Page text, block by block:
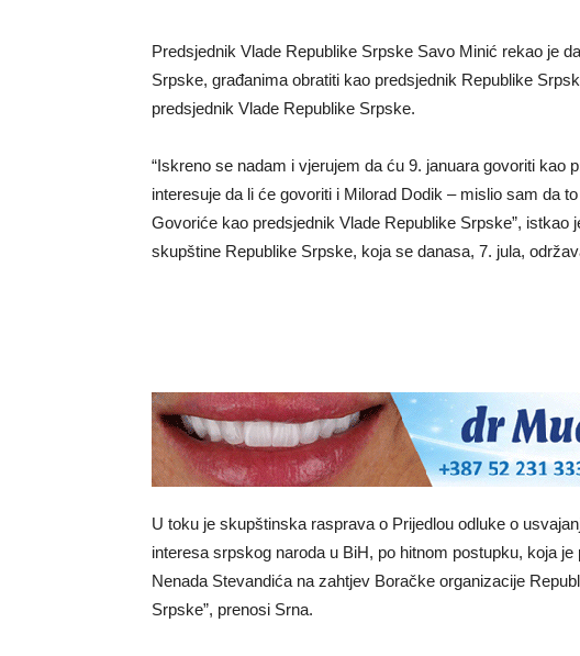
Predsjednik Vlade Republike Srpske Savo Minić rekao je
Srpske, građanima obratiti kao predsjednik Republike
predsjednik Vlade Republike Srpske.
“Iskreno se nadam i vjerujem da ću 9. januara govoriti kao
interesuje da li će govoriti i Milorad Dodik – mislio sam da
Govoriće kao predsjednik Vlade Republike Srpske”, istkao
skupštine Republike Srpske, koja se danasa, 7. jula,
U toku je skupštinska rasprava o Prijedlou odluke o
interesa srpskog naroda u BiH, po hitnom postupku, koja
Nenada Stevandića na zahtjev Boračke organizacije
Srpske”, prenosi Srna.